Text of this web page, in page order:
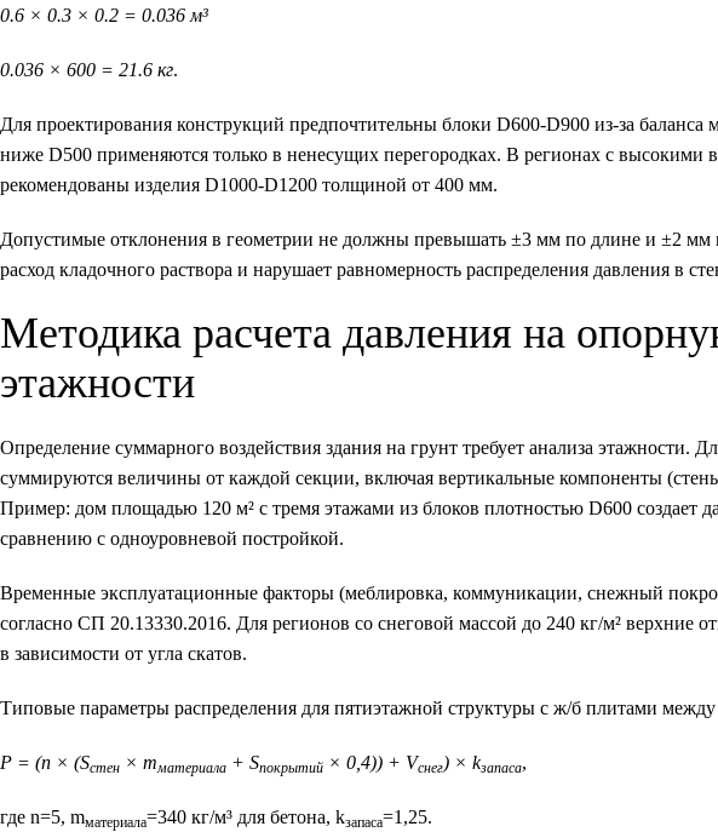
0.6 × 0.3 × 0.2 = 0.036 м³
0.036 × 600 = 21.6 кг.
Для проектирования конструкций предпочтительны блоки D600-D900 из-за
ниже D500 применяются только в ненесущих перегородках. В регионах с
рекомендованы изделия D1000-D1200 толщиной от 400 мм.
Допустимые отклонения в геометрии не должны превышать ±3 мм по длине и ±2 мм
расход кладочного раствора и нарушает равномерность распределения давления в
Методика расчета давления на
этажности
Определение суммарного воздействия здания на грунт требует анализа этажности.
суммируются величины от каждой секции, включая вертикальные компоненты
Пример: дом площадью 120 м² с тремя этажами из блоков плотностью D600 создает
сравнению с одноуровневой постройкой.
Временные эксплуатационные факторы (меблировка, коммуникации, снежный
согласно СП 20.13330.2016. Для регионов со снеговой массой до 240 кг/м² верхние
в зависимости от угла скатов.
Типовые параметры распределения для пятиэтажной структуры с ж/б плитами
P = (n × (Sстен × mматериала + Sпокрытий × 0,4)) + Vснег) × kзапаса,
где n=5, mматериала=340 кг/м³ для бетона, kзапаса=1,25.